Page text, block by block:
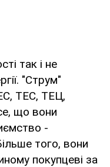
так і не
"Струм"
ТЕС, ТЕЦ,
що вони
-
того, вони
покупцеві за